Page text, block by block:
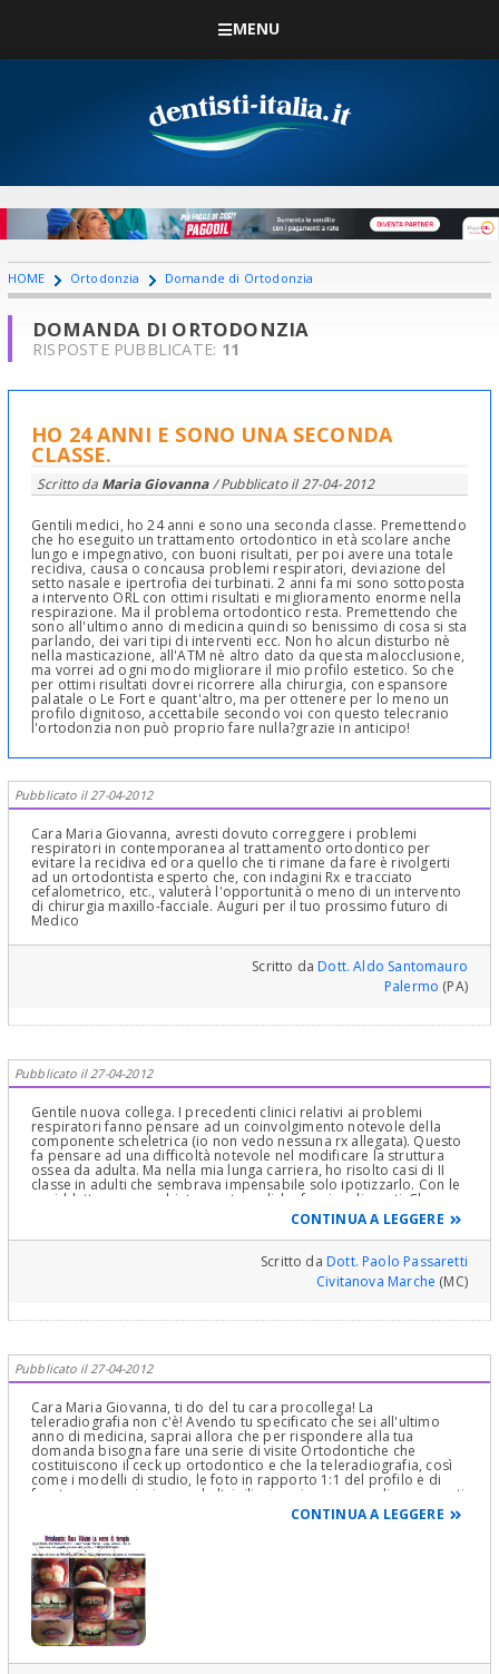
MENU
HOME Ortodonzia Domande di Ortodonzia
DOMANDA DI ORTODONZIA
RISPOSTE PUBBLICATE: 11
HO 24 ANNI E SONO UNA SECONDA
CLASSE.
Scritto da Maria Giovanna/ Pubblicato il27-04-2012
Gentili medici, ho 24 anni e sono una seconda classe. Premettendo
che ho eseguito un trattamento ortodontico in età scolare anche
lungo e impegnativo, con buoni risultati, per poi avere una totale
recidiva, causa o concausa problemi respiratori, deviazione del
setto nasale e ipertrofia dei turbinati. 2 anni fa mi sono sottoposta
a intervento ORL con ottimi risultati e miglioramento enorme nella
respirazione. Ma il problema ortodontico resta. Premettendo che
sono all'ultimo anno di medicina quindi so benissimo di cosa si sta
parlando, dei vari tipi di interventi ecc. Non ho alcun disturbo nè
nella masticazione, all'ATM nè altro dato da questa malocclusione,
ma vorrei ad ogni modo migliorare il mio profilo estetico. So che
per ottimi risultati dovrei ricorrere alla chirurgia, con espansore
palatale o Le Fort e quant'altro, ma per ottenere per lo meno un
profilo dignitoso, accettabile secondo voi con questo telecranio
l'ortodonzia non può proprio fare nulla?grazie in anticipo!
Pubblicato il 27-04-2012
Cara Maria Giovanna, avresti dovuto correggere i problemi
respiratori in contemporanea al trattamento ortodontico per
evitare la recidiva ed ora quello che ti rimane da fare è rivolgerti
ad un ortodontista esperto che, con indagini Rx e tracciato
cefalometrico, etc., valuterà l'opportunità o meno di un intervento
di chirurgia maxillo-facciale. Auguri per il tuo prossimo futuro di
Medico
Scritto daDott. Aldo Santomauro
Palermo (PA)
Pubblicato il 27-04-2012
Gentile nuova collega. I precedenti clinici relativi ai problemi
respiratori fanno pensare ad un coinvolgimento notevole della
componente scheletrica (io non vedo nessuna rx allegata). Questo
fa pensare ad una difficoltà notevole nel modificare la struttura
ossea da adulta. Ma nella mia lunga carriera, ho risolto casi di II
classe in adulti che sembrava impensabile solo ipotizzarlo. Con le
cosiddette apparecchiature ortopediche funzionalizzanti. Che
sono in grado, entro certi limiti, di rimodellare l'osso anche dopo i
13 anni. Se si può intervenire o no, ce lo può dire solo ed
esclusivamente un esame diagnostico preliminare che si chiama
cefalometria (lo descrivo in numerosi articoli nel mio sito ed in
questo). Questo esame ci rivela appunto la struttura ossea. Senza
di questo, si va solo per tentativi alla cieca e qualsiasi cosa si dica
eventualmente correggere anche quella con gli esercizi di
logopedia miofunzionale, pena la recidiva, Infatti la respirazione
orale porta fatalmente ad una deglutizione deviata con spinta
anomala della lingua..
CONTINUA A LEGGERE
Scritto daDott. Paolo Passaretti
Civitanova Marche (MC)
Pubblicato il 27-04-2012
Cara Maria Giovanna, ti do del tu cara procollega! La
teleradiografia non c'è! Avendo tu specificato che sei all'ultimo
anno di medicina, saprai allora che per rispondere alla tua
domanda bisogna fare una serie di visite Ortodontiche che
costituiscono il ceck up ortodontico e che la teleradiografia, così
come i modelli di studio, le foto in rapporto 1:1 del profilo e di
fronte, servano insieme ad altri rilievi a misurare angoli e segmenti
di retta che uniscono punti di repere ben precisi e che permettono
di arrivare ad una Diagnosi, emettere una Prognosi ed impostare
la terapia più corretta! Quindi se vuoi una risposta fatti visitare
seriamente da un collega Ortodontista e anche Gnatologo.
Cordialmente Gustavo Petti, Parodontologia, Implantologia,
Gnatologia e Riabilitazione Orale Completa in Casi Clinici
Complessi ed Ortodonzia e Pedodonzia la figlia Claudia Petti, in
Cagliari.
CONTINUA A LEGGERE